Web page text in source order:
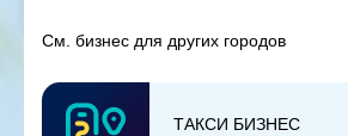
См. бизнес для других городов
ТАКСИ БИЗНЕС